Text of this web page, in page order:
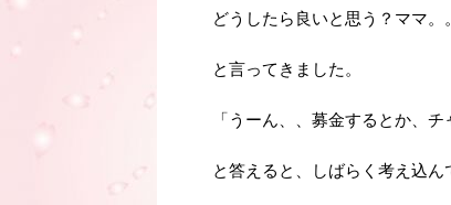
どうしたら良いと思う？ママ。
と言ってきました。
「うーん、、募金するとか、
と答えると、しばらく考え込ん